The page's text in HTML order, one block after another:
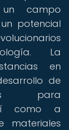
campo
potencial
La
en
de
para
como a
materiales